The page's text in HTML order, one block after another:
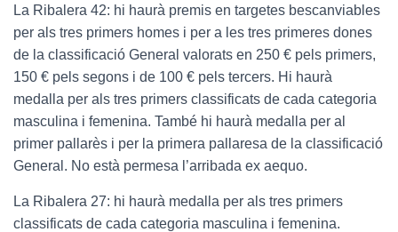
La Ribalera 42: hi haurà premis en targetes bescanviables
per als tres primers homes i per a les tres primeres dones
de la classificació General valorats en 250 € pels primers,
150 € pels segons i de 100 € pels tercers. Hi haurà
medalla per als tres primers classificats de cada categoria
masculina i femenina. També hi haurà medalla per al
primer pallarès i per la primera pallaresa de la classificació
General. No està permesa l’arribada ex aequo.
La Ribalera 27: hi haurà medalla per als tres primers
classificats de cada categoria masculina i femenina.